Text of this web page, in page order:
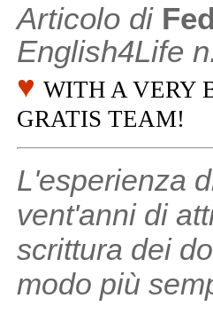
Articolo di
English4Life
♥ WITH A VERY
GRATIS TEAM!
L'esperienza
vent'anni di
scrittura dei
modo più